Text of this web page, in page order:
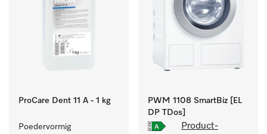
ProCare Dent 11 A - 1 kg
Poedervormig
PWM 1108 SmartBiz [EL
DP TDos]
Product-